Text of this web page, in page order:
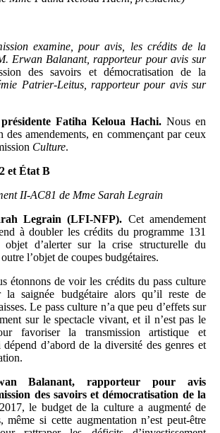
examine , pour avis, les crédits de la
Erwan Balanant, rapporteur pour avis sur
des savoirs et démocratisation de la
Patrier-Leitus, rapporteur pour avis sur
Fatiha Keloua Hachi.Nous en
des amendements, en commençant par ceux
Culture.
et État B
II-AC81 de Mme Sarah Legrain
Legrain (LFI-NFP). Cet amendement
à doubler les crédits du programme 131
d’alerter sur la crise structurelle du
l’objet de coupes budgétaires.
étonnons de voir les crédits du pass culture
la saignée budgétaire alors qu’il reste de
Le pass culture n’a que peu d’effets sur
sur le spectacle vivant, et il n’est pas le
favoriser la transmission artistique et
d’abord de la diversité des genres et
Balanant, rapporteur pour avis
des savoirs et démocratisation de la
le budget de la culture a augmenté de
même si cette augmentation n’est peut-être